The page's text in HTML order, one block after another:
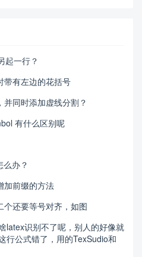
起一行？
带有左边的花括号
同时添加虚线分割？
有什么区别呢
办？
加前缀的方法
个还要等号对齐，如图
latex识别不了呢，别人的好像就
行公式错了，用的TexSudio和